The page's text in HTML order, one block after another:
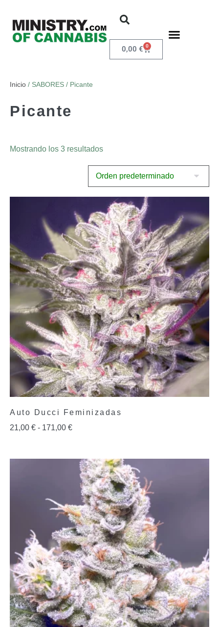
0,00 € 0
Inicio / SABORES / Picante
Picante
Mostrando los 3 resultados
Auto Ducci Feminizadas
21,00 € - 171,00 €